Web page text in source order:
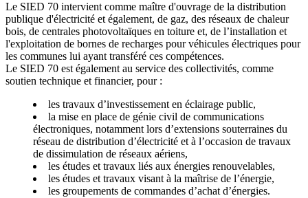
Le SIED 70 intervient comme maître d'ouvrage de la distribution
publique d'électricité et également, de gaz, des réseaux de chaleur
bois, de centrales photovoltaïques en toiture et, de l’installation et
l'exploitation de bornes de recharges pour véhicules électriques pour
les communes lui ayant transféré ces compétences.
Le SIED 70 est également au service des collectivités, comme
soutien technique et financier, pour :
les travaux d’investissement en éclairage public,
la mise en place de génie civil de communications
électroniques, notamment lors d’extensions souterraines du
réseau de distribution d’électricité et à l’occasion de travaux
de dissimulation de réseaux aériens,
les études et travaux liés aux énergies renouvelables,
les études et travaux visant à la maîtrise de l’énergie,
les groupements de commandes d’achat d’énergies.